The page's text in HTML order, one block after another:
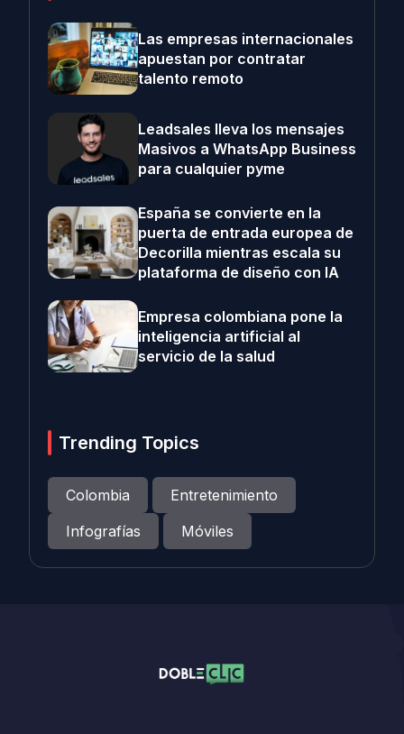
Las empresas internacionales
apuestan por contratar
talento remoto
Leadsales lleva los mensajes
Masivos a WhatsApp Business
para cualquier pyme
España se convierte en la
puerta de entrada europea de
Decorilla mientras escala su
plataforma de diseño con IA
Empresa colombiana pone la
inteligencia artificial al
servicio de la salud
Trending Topics
Colombia
Entretenimiento
Infografías
Móviles